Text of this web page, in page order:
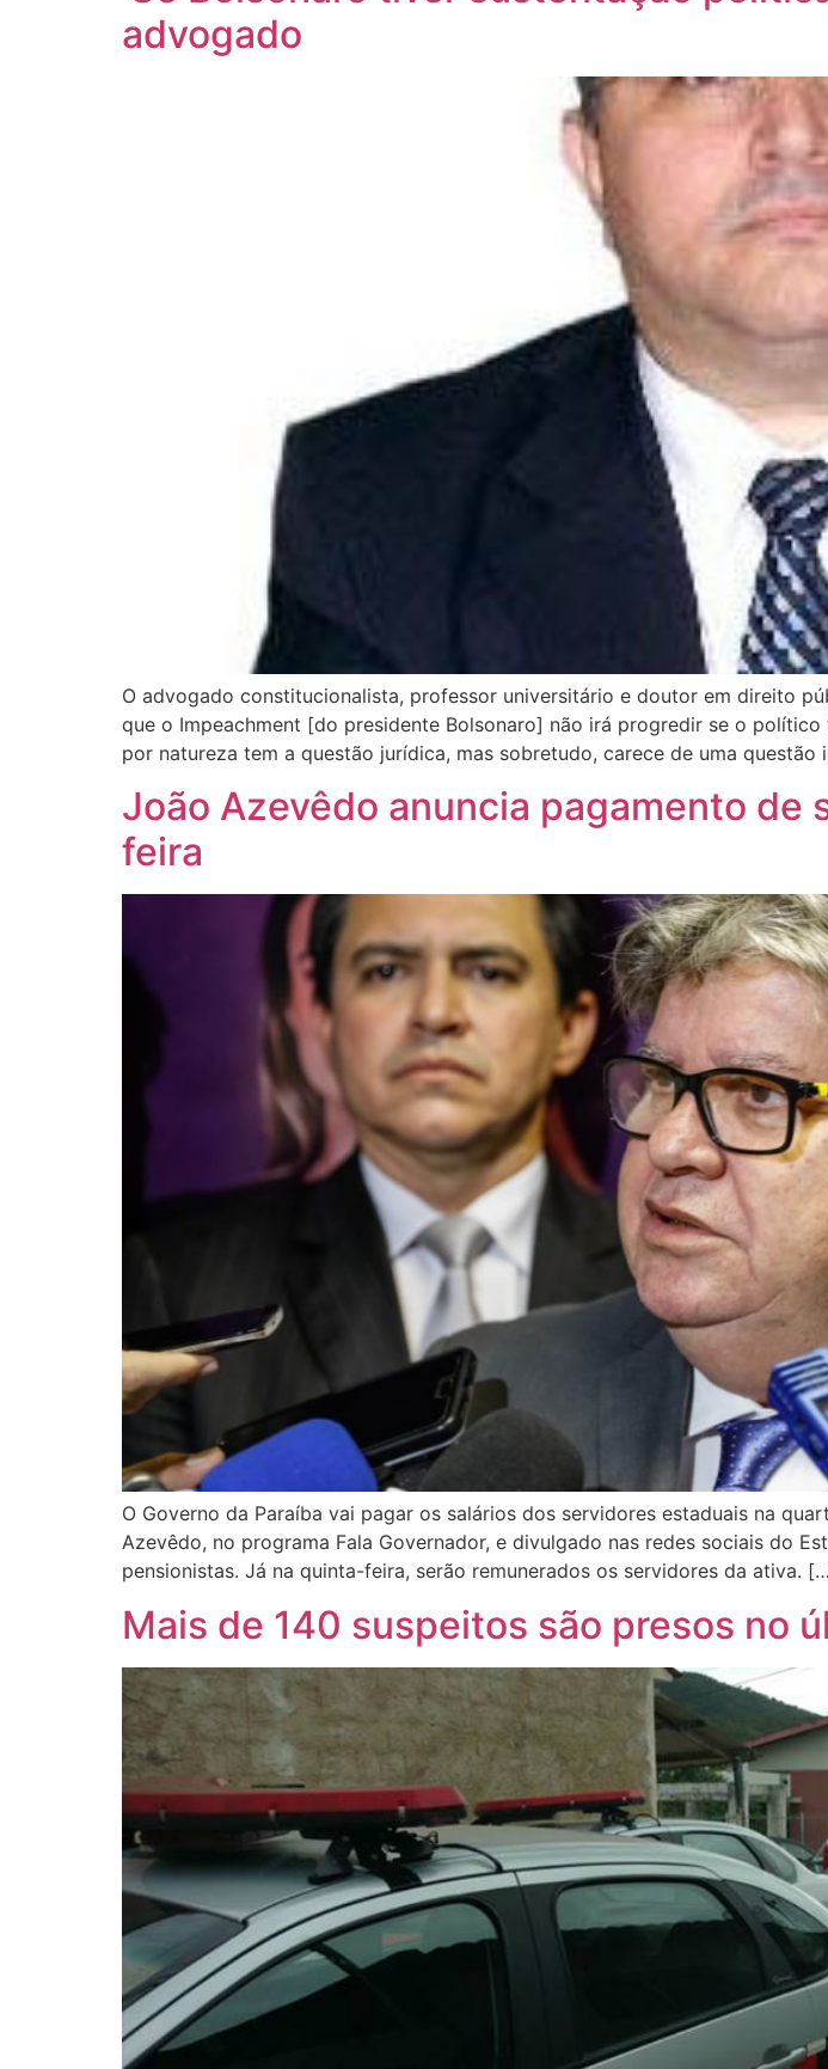
advogado
O advogado constitucionalista, professor universitário e doutor em direito
que o Impeachment [do presidente Bolsonaro] não irá progredir se o
por natureza tem a questão jurídica, mas sobretudo, carece de uma
João Azevêdo anuncia pagamento
feira
O Governo da Paraíba vai pagar os salários dos servidores estaduais na
Azevêdo, no programa Fala Governador, e divulgado nas redes sociais do
pensionistas. Já na quinta-feira, serão remunerados os servidores da ativa.
Mais de 140 suspeitos são presos no